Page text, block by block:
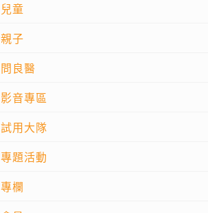
兒童
親子
問良醫
影音專區
試用大隊
專題活動
專欄